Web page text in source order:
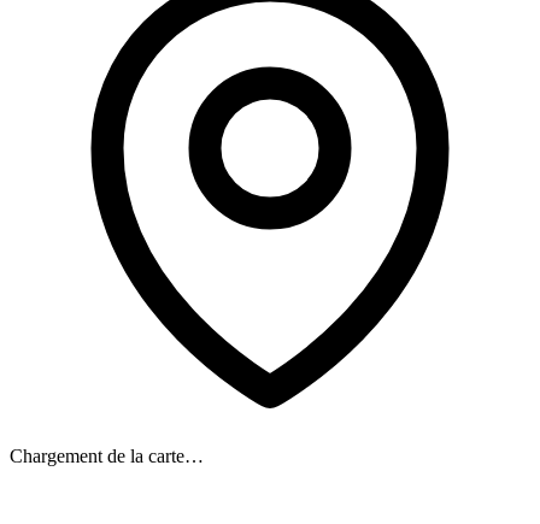
Chargement de la carte…